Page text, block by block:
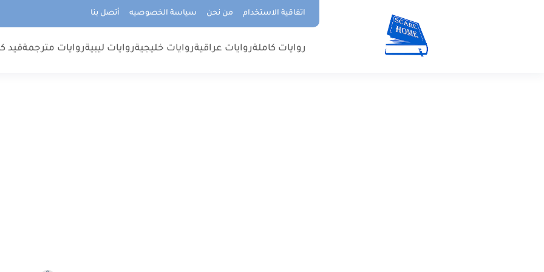
اتفاقية الاستخدام من نحن سياسة الخصوصيه أتصل بنا
روايات كاملةروايات عراقيةروايات خليجيةروايات ليبيةروايات مترجمةقيد